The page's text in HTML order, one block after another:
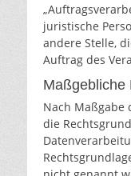
juristische
andere Stelle,
Auftrag des
Maßgebliche
Nach Maßgabe
die